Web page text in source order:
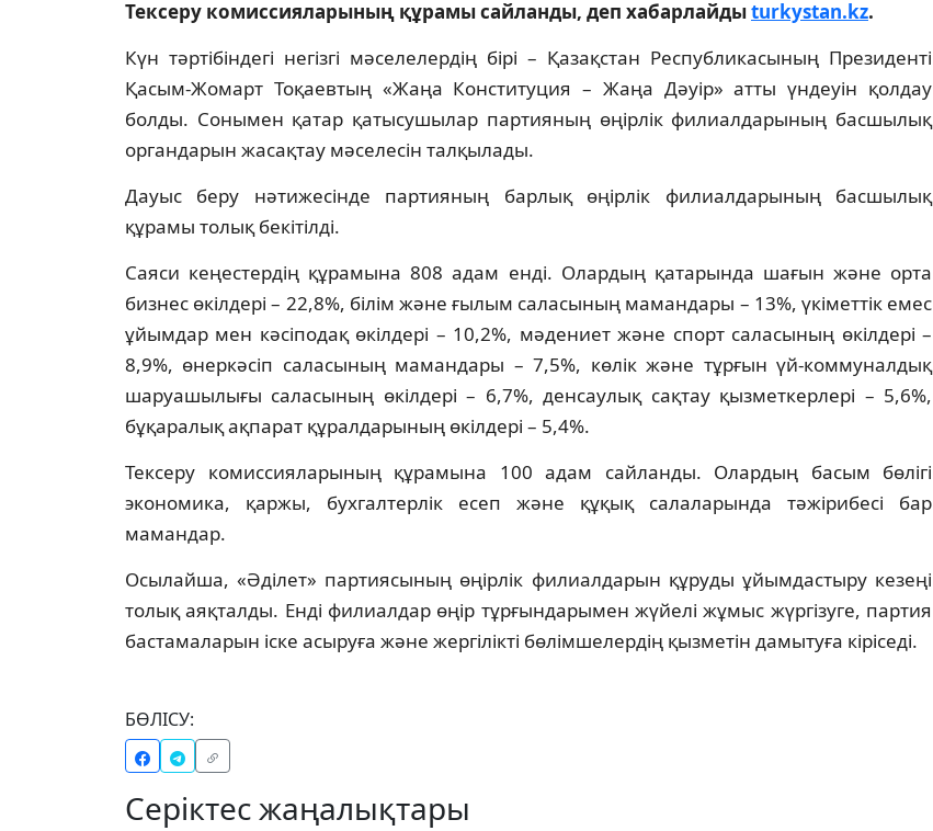
Тексеру комиссияларының құрамы сайланды, деп хабарлайдыturkystan.kz.
Күн тәртібіндегі негізгі мәселелердің бірі – Қазақстан Республикасының Президенті
Қасым-Жомарт Тоқаевтың «Жаңа Конституция – Жаңа Дәуір» атты үндеуін қолдау
болды. Сонымен қатар қатысушылар партияның өңірлік филиалдарының басшылық
органдарын жасақтау мәселесін талқылады.
Дауыс беру нәтижесінде партияның барлық өңірлік филиалдарының басшылық
құрамы толық бекітілді.
Саяси кеңестердің құрамына 808 адам енді. Олардың қатарында шағын және орта
бизнес өкілдері – 22,8%, білім және ғылым саласының мамандары – 13%, үкіметтік емес
ұйымдар мен кәсіподақ өкілдері – 10,2%, мәдениет және спорт саласының өкілдері –
8,9%, өнеркәсіп саласының мамандары – 7,5%, көлік және тұрғын үй-коммуналдық
шаруашылығы саласының өкілдері – 6,7%, денсаулық сақтау қызметкерлері – 5,6%,
бұқаралық ақпарат құралдарының өкілдері – 5,4%.
Тексеру комиссияларының құрамына 100 адам сайланды. Олардың басым бөлігі
экономика, қаржы, бухгалтерлік есеп және құқық салаларында тәжірибесі бар
мамандар.
Осылайша, «Әділет» партиясының өңірлік филиалдарын құруды ұйымдастыру кезеңі
толық аяқталды. Енді филиалдар өңір тұрғындарымен жүйелі жұмыс жүргізуге, партия
бастамаларын іске асыруға және жергілікті бөлімшелердің қызметін дамытуға кіріседі.
БӨЛІСУ:
Серіктес жаңалықтары